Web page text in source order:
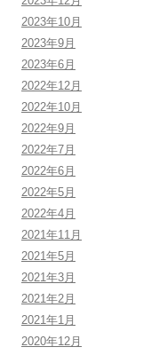
2023年10月
2023年9月
2023年6月
2022年12月
2022年10月
2022年9月
2022年7月
2022年6月
2022年5月
2022年4月
2021年11月
2021年5月
2021年3月
2021年2月
2021年1月
2020年12月